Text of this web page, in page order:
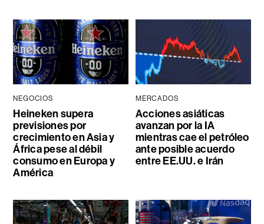
NEGOCIOS
Heineken supera
previsiones por
crecimiento en Asia y
África pese al débil
consumo en Europa y
América
MERCADOS
Acciones asiáticas
avanzan por la IA
mientras cae el petróleo
ante posible acuerdo
entre EE.UU. e Irán